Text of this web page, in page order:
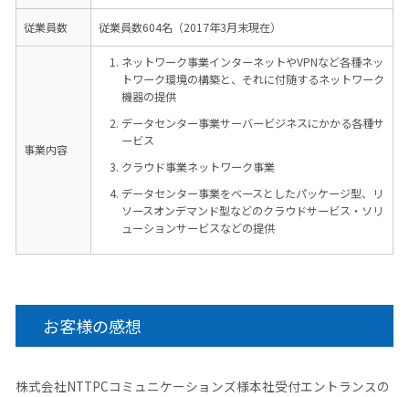
従業員数 従業員数604名（2017年3月末現在）
事業内容
ネットワーク事業インターネットやVPNなど各種ネッ
トワーク環境の構築と、それに付随するネットワーク
機器の提供
データセンター事業サーバービジネスにかかる各種サ
ービス
クラウド事業ネットワーク事業
データセンター事業をベースとしたパッケージ型、リ
ソースオンデマンド型などのクラウドサービス・ソリ
ューションサービスなどの提供
お客様の感想
株式会社NTTPCコミュニケーションズ様本社受付エントランスの